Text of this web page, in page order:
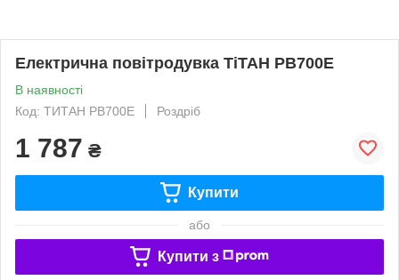
Електрична повітродувка TiТАН PB700E
В наявності
Код: ТИТАН PB700E
Роздріб
1 787 ₴
Купити
або
Купити з